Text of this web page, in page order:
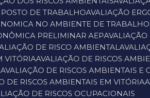
DE TRABALHO AVALIAÇÃO
NO AMBIENTE DE TRABALHO
PRELIMINAR AEP
DE RISCO AMBIENTAL
VITÓRIA AVALIAÇÃO DE RISCOS
AVALIAÇÃO DE RISCOS AMBIENTAIS E
DE RISCOS AMBIENTAIS EM VITÓRIA
DE RISCOS OCUPACIONAIS